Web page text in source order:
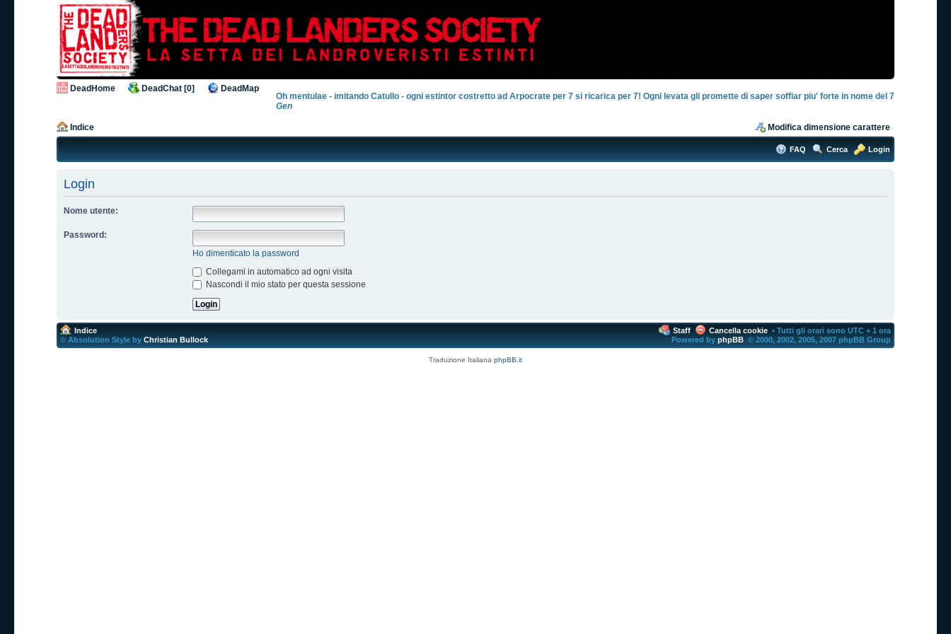
DeadHome DeadChat [0] DeadMap
Oh mentulae - imitando Catullo - ogni estintor costretto ad Arpocrate per 7 si ricarica per 7! Ogni levata gli promette di saper soffiar piu' forte in nome del 7
Gen
Indice Modifica dimensione carattere
FAQ Cerca Login
Login
Nome utente:
Password:
Ho dimenticato la password
Collegami in automatico ad ogni visita
Nascondi il mio stato per questa sessione
Indice
© Absolution Style by Christian Bullock
Staff Cancella cookie • Tutti gli orari sono UTC + 1 ora
Powered by phpBB © 2000, 2002, 2005, 2007 phpBB Group
Traduzione Italiana phpBB.it